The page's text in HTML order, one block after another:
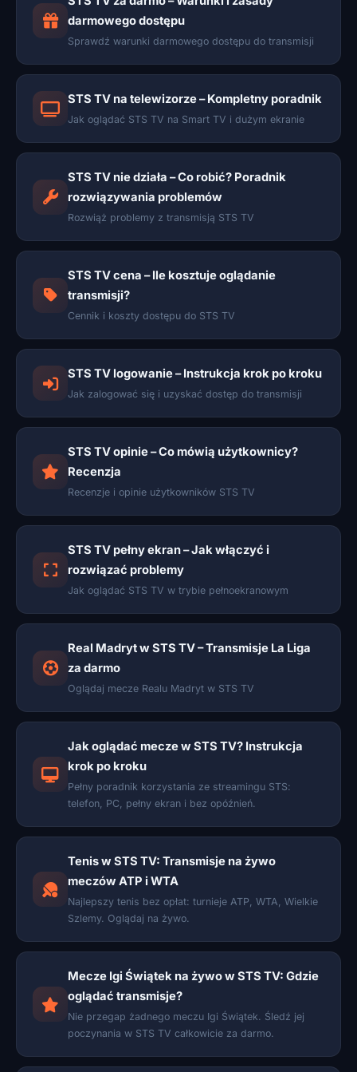
darmowego dostępu
Sprawdź warunki darmowego dostępu do transmisji
STS TV na telewizorze – Kompletny poradnik
Jak oglądać STS TV na Smart TV i dużym ekranie
STS TV nie działa – Co robić? Poradnik
rozwiązywania problemów
Rozwiąż problemy z transmisją STS TV
STS TV cena – Ile kosztuje oglądanie
transmisji?
Cennik i koszty dostępu do STS TV
STS TV logowanie – Instrukcja krok po kroku
Jak zalogować się i uzyskać dostęp do transmisji
STS TV opinie – Co mówią użytkownicy?
Recenzja
Recenzje i opinie użytkowników STS TV
STS TV pełny ekran – Jak włączyć i
rozwiązać problemy
Jak oglądać STS TV w trybie pełnoekranowym
Real Madryt w STS TV – Transmisje La Liga
za darmo
Oglądaj mecze Realu Madryt w STS TV
Jak oglądać mecze w STS TV? Instrukcja
krok po kroku
Pełny poradnik korzystania ze streamingu STS:
telefon, PC, pełny ekran i bez opóźnień.
Tenis w STS TV: Transmisje na żywo
meczów ATP i WTA
Najlepszy tenis bez opłat: turnieje ATP, WTA, Wielkie
Szlemy. Oglądaj na żywo.
Mecze Igi Świątek na żywo w STS TV: Gdzie
oglądać transmisje?
Nie przegap żadnego meczu Igi Świątek. Śledź jej
poczynania w STS TV całkowicie za darmo.